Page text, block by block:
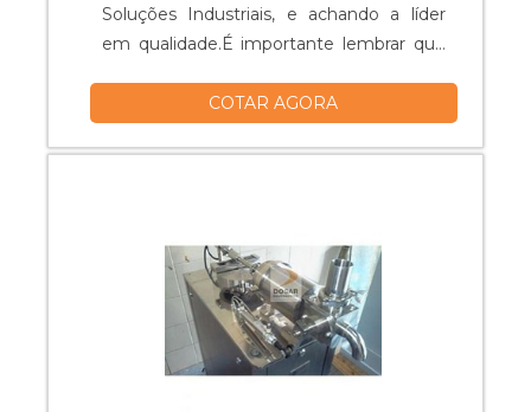
Soluções Industriais, e achando a líder
em qualidade.É importante lembrar que
com empresas especializadas no
garantir a qualidade e durabilidade dos
defeituosas. Assim, é possível poupar
gastos desnecessários.MAIS
INFORMAÇÕES SOBRE A MÁQUINA
ROTULADORASe alguém quer achar
uma máquina rotuladora em uma
COTAR AGORA